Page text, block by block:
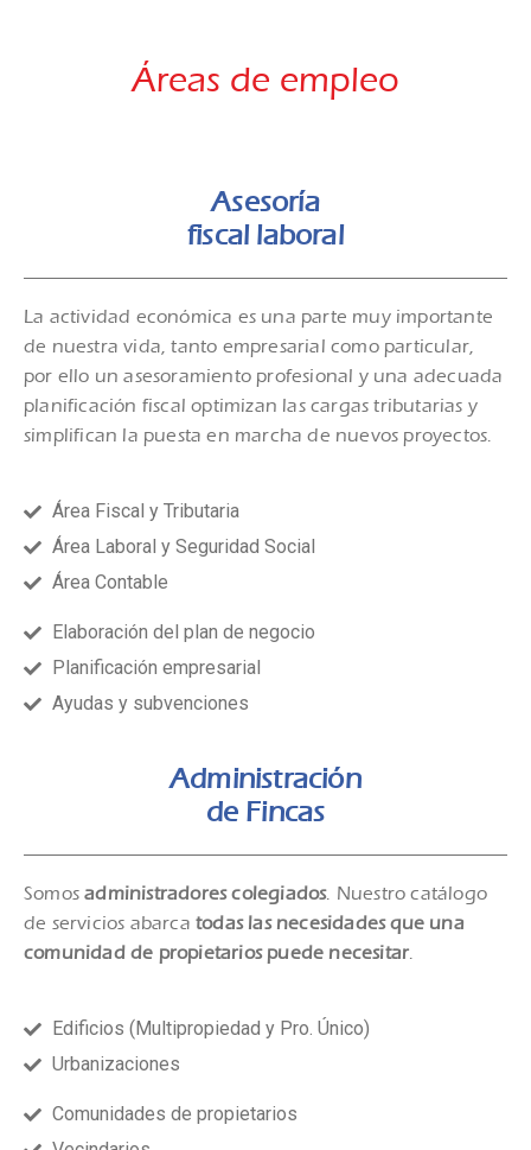
Áreas de empleo
Asesoría
fiscal laboral
La actividad económica es una parte muy importante
de nuestra vida, tanto empresarial como particular,
por ello un asesoramiento profesional y una adecuada
planificación fiscal optimizan las cargas tributarias y
simplifican la puesta en marcha de nuevos proyectos.
Área Fiscal y Tributaria
Área Laboral y Seguridad Social
Área Contable
Elaboración del plan de negocio
Planificación empresarial
Ayudas y subvenciones
Administración
de Fincas
Somosadministradores colegiados. Nuestro catálogo
de servicios abarca todas las necesidades que una
comunidad de propietarios puede necesitar.
Edificios (Multipropiedad y Pro. Único)
Urbanizaciones
Comunidades de propietarios